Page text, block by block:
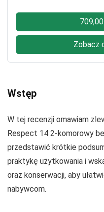
Zobacz
Wstęp
W tej recenzji omawiam
Respect 14 2-komorowy
przedstawić krótkie
praktykę użytkowania i
oraz konserwacji, aby
nabywcom.